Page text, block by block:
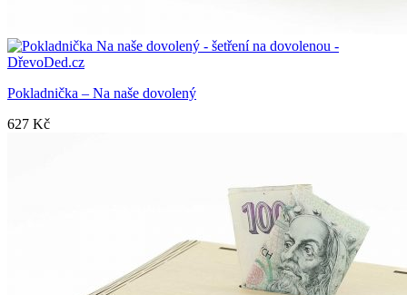
Pokladnička – Na naše dovolený
627 Kč